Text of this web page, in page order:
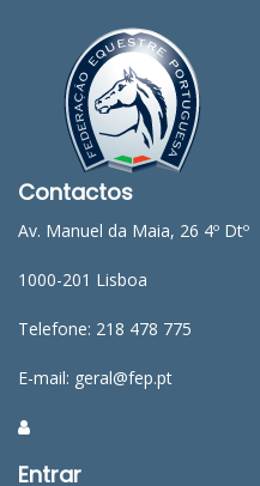
Contactos
Av. Manuel da Maia, 26 4º Dtº
1000-201 Lisboa
Telefone: 218 478 775
E-mail: geral@fep.pt
Entrar